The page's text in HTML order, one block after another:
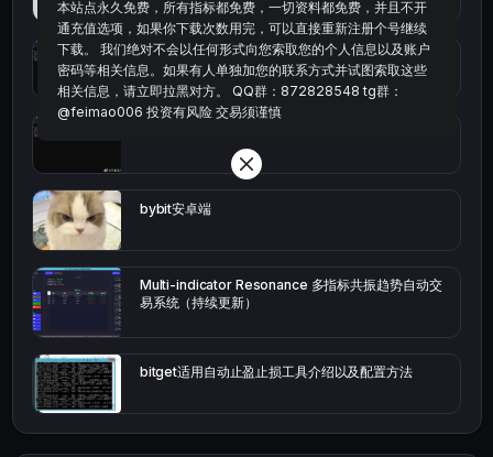
统计涨跌幅的python代码
bybit安卓端
Multi-indicator Resonance 多指标共振趋势自动交
易系统（持续更新）
bitget适用自动止盈止损工具介绍以及配置方法
本站点永久免费，所有指标都免费，一切资料都免费，并且不开
通充值选项，如果你下载次数用完，可以直接重新注册个号继续
下载。 我们绝对不会以任何形式向您索取您的个人信息以及账户
密码等相关信息。如果有人单独加您的联系方式并试图索取这些
相关信息，请立即拉黑对方。 QQ群：872828548 tg群：
@feimao006 投资有风险 交易须谨慎